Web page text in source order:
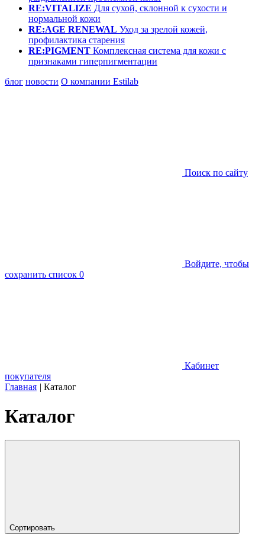
RE:VITALIZE Для сухой, склонной к сухости и
нормальной кожи
RE:AGE RENEWAL Уход за зрелой кожей,
профилактика старения
RE:PIGMENT Комплексная система для кожи с
признаками гиперпигментации
блог новости О компании Estilab
Поиск по сайту
Войдите, чтобы
сохранить список 0
Кабинет
покупателя
Главная | Каталог
Каталог
Сортировать